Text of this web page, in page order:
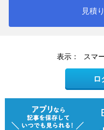
見積
表示： スマ
ロ